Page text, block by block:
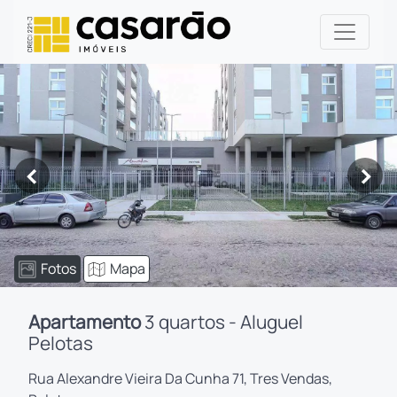
< >
Fotos Mapa
Apartamento3 quartos - Aluguel
Pelotas
Rua Alexandre Vieira Da Cunha 71, Tres Vendas,